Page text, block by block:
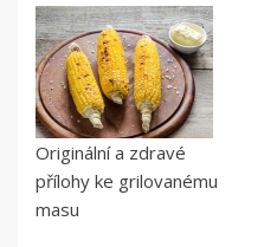
Originální a zdravé
přílohy ke grilovanému
masu